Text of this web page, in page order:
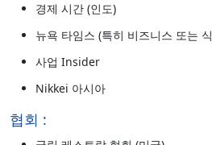
경제 시간 (인도)
뉴욕 타임스 (특히 비즈니스 또는
사업 Insider
Nikkei 아시아
협회 :